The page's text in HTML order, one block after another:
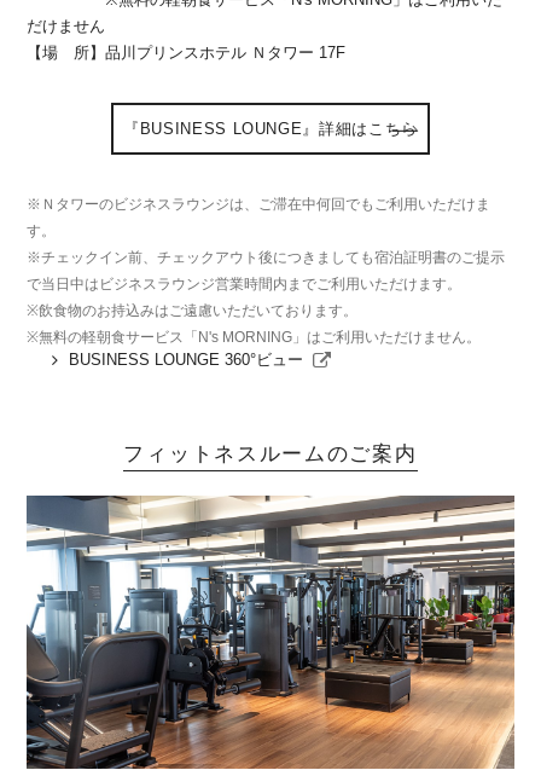
だけません
【場 所】品川プリンスホテル Ｎタワー 17F
『BUSINESS LOUNGE』詳細はこちら
※Ｎタワーのビジネスラウンジは、ご滞在中何回でもご利用いただけま
す。
※チェックイン前、チェックアウト後につきましても宿泊証明書のご提示
で当日中はビジネスラウンジ営業時間内までご利用いただけます。
※飲食物のお持込みはご遠慮いただいております。
※無料の軽朝食サービス「N's MORNING」はご利用いただけません。
BUSINESS LOUNGE 360°ビュー
フィットネスルームのご案内